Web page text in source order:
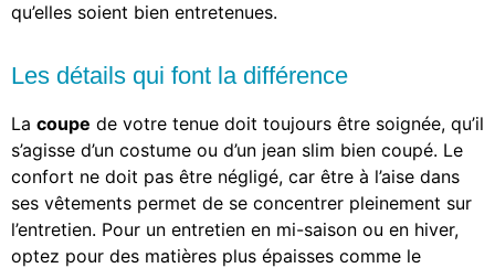
qu’elles soient bien entretenues.
Les détails qui font la différence
La coupe de votre tenue doit toujours être soignée, qu’il
s’agisse d’un costume ou d’un jean slim bien coupé. Le
confort ne doit pas être négligé, car être à l’aise dans
ses vêtements permet de se concentrer pleinement sur
l’entretien. Pour un entretien en mi-saison ou en hiver,
optez pour des matières plus épaisses comme le